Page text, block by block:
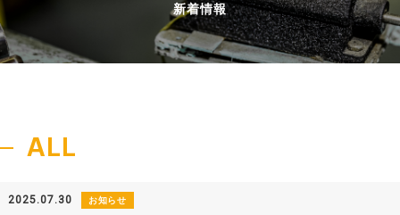
新着情報
ALL
2025.07.30 お知らせ